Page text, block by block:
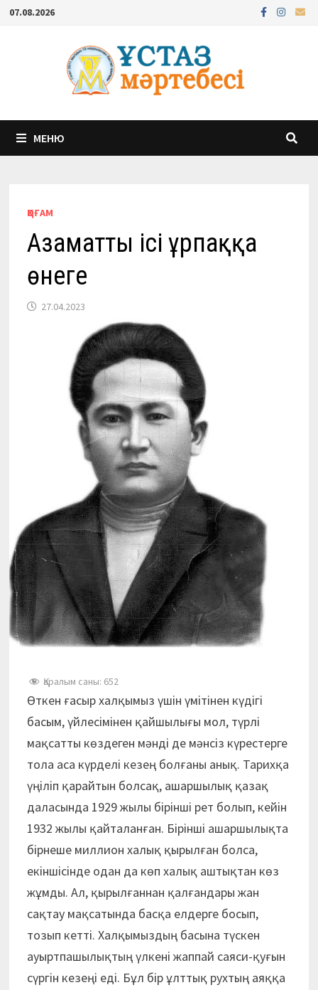
Перейти
содержимому
07.08.2026
МЕНЮ
ҚОҒАМ
Азаматтың ісі ұрпаққа
өнеге
27.04.2023
Қаралым саны: 652
Өткен ғасыр халқымыз үшін үмітінен күдігі
басым, үйлесімінен қайшылығы мол, түрлі
мақсатты көздеген мәнді де мәнсіз күрестерге
тола аса күрделі кезең болғаны анық. Тарихқа
үңіліп қарайтын болсақ, ашаршылық қазақ
даласында 1929 жылы бірінші рет болып, кейін
1932 жылы қайталанған. Бірінші ашаршылықта
бірнеше миллион халық қырылған болса,
екіншісінде одан да көп халық аштықтан көз
жұмды. Ал, қырылғаннан қалғандары жан
сақтау мақсатында басқа елдерге босып,
тозып кетті. Халқымыздың басына түскен
ауыртпашылықтың үлкені жаппай саяси-қуғын
сүргін кезеңі еді. Бұл бір ұлттық рухтың аяққа